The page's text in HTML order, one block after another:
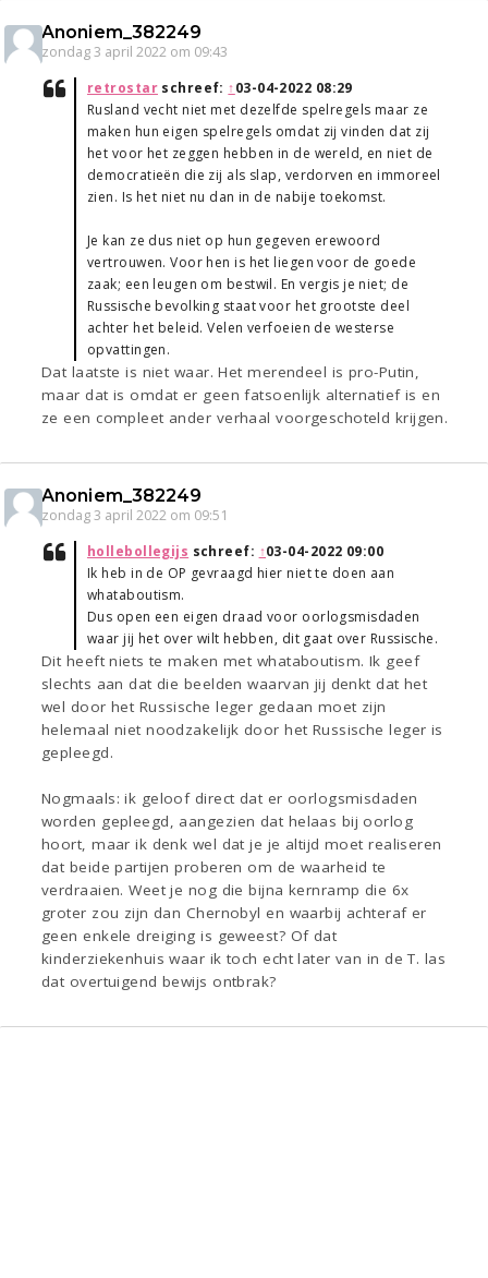
Anoniem_382249
zondag 3 april 2022 om 09:43
retrostarschreef: ↑03-04-2022 08:29
Rusland vecht niet met dezelfde spelregels maar ze
maken hun eigen spelregels omdat zij vinden dat zij
het voor het zeggen hebben in de wereld, en niet de
democratieën die zij als slap, verdorven en immoreel
zien. Is het niet nu dan in de nabije toekomst.
Je kan ze dus niet op hun gegeven erewoord
vertrouwen. Voor hen is het liegen voor de goede
zaak; een leugen om bestwil. En vergis je niet; de
Russische bevolking staat voor het grootste deel
achter het beleid. Velen verfoeien de westerse
opvattingen.
Dat laatste is niet waar. Het merendeel is pro-Putin,
maar dat is omdat er geen fatsoenlijk alternatief is en
ze een compleet ander verhaal voorgeschoteld krijgen.
Anoniem_382249
zondag 3 april 2022 om 09:51
hollebollegijs schreef: ↑03-04-2022 09:00
Ik heb in de OP gevraagd hier niet te doen aan
whataboutism.
Dus open een eigen draad voor oorlogsmisdaden
waar jij het over wilt hebben, dit gaat over Russische.
Dit heeft niets te maken met whataboutism. Ik geef
slechts aan dat die beelden waarvan jij denkt dat het
wel door het Russische leger gedaan moet zijn
helemaal niet noodzakelijk door het Russische leger is
gepleegd.
Nogmaals: ik geloof direct dat er oorlogsmisdaden
worden gepleegd, aangezien dat helaas bij oorlog
hoort, maar ik denk wel dat je je altijd moet realiseren
dat beide partijen proberen om de waarheid te
verdraaien. Weet je nog die bijna kernramp die 6x
groter zou zijn dan Chernobyl en waarbij achteraf er
geen enkele dreiging is geweest? Of dat
kinderziekenhuis waar ik toch echt later van in de T. las
dat overtuigend bewijs ontbrak?